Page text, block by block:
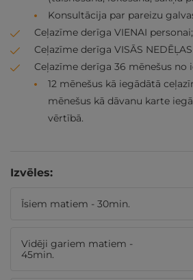
Konsultācija par pareizu
Ceļazīme derīga VIENAI personai;
Ceļazīme derīga VISĀS
Ceļazīme derīga 36 mēnešus no
12 mēnešus kā iegādātā
mēnešus kā dāvanu karte
vērtībā.
Izvēles:
Īsiem matiem - 30min.
Vidēji gariem matiem -
45min.